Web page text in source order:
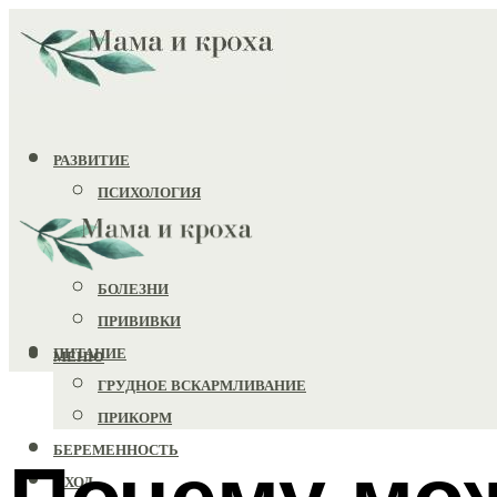
РАЗВИТИЕ
ПСИХОЛОГИЯ
ИГРУШКИ
ЗДОРОВЬЕ
БОЛЕЗНИ
ПРИВИВКИ
ПИТАНИЕ
ГРУДНОЕ ВСКАРМЛИВАНИЕ
ПРИКОРМ
БЕРЕМЕННОСТЬ
УХОД
МЕНЮ